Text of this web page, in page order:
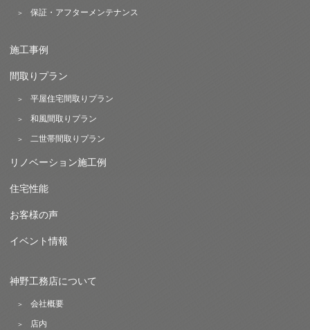
保証・アフターメンテナンス
施工事例
間取りプラン
平屋住宅間取りプラン
和風間取りプラン
二世帯間取りプラン
リノベーション施工例
住宅性能
お客様の声
イベント情報
神野工務店について
会社概要
店内